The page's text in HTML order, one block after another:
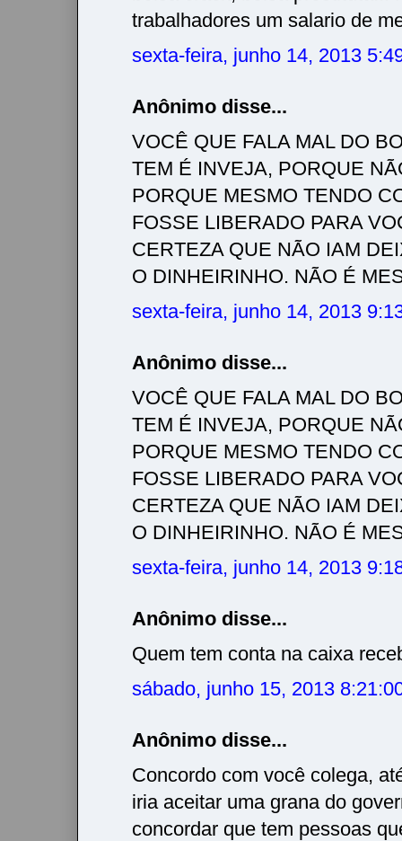
trabalhadores um salario de
sexta-feira, junho 14, 2013
Anônimo disse...
VOCÊ QUE FALA MAL DO
TEM É INVEJA, PORQUE
PORQUE MESMO TENDO
FOSSE LIBERADO PARA
CERTEZA QUE NÃO IAM
O DINHEIRINHO. NÃO É
sexta-feira, junho 14, 2013
Anônimo disse...
VOCÊ QUE FALA MAL DO
TEM É INVEJA, PORQUE
PORQUE MESMO TENDO
FOSSE LIBERADO PARA
CERTEZA QUE NÃO IAM
O DINHEIRINHO. NÃO É
sexta-feira, junho 14, 2013
Anônimo disse...
Quem tem conta na caixa
sábado, junho 15, 2013
Anônimo disse...
Concordo com você colega,
iria aceitar uma grana do
concordar que tem pessoas